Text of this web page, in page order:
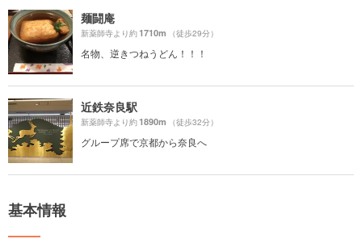
麺闘庵
新薬師寺より約1710m （徒歩29分）
名物、逆きつねうどん！！！
近鉄奈良駅
新薬師寺より約1890m （徒歩32分）
グループ席で京都から奈良へ
基本情報